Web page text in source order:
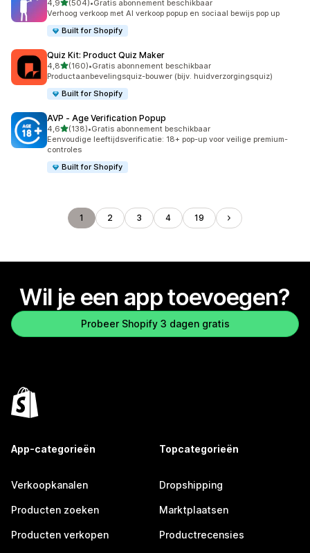
4,9van 5 sterren
(504)
504 recensies in totaal
•Gratis abonnement beschikbaar
Verhoog verkoop met AI verkoop popup en sociaal bewijs pop up
Built for Shopify
Quiz Kit: Product Quiz Maker
4,8van 5 sterren
(160)
160 recensies in totaal
•Gratis abonnement beschikbaar
Productaanbevelingsquiz-bouwer (bijv. huidverzorgingsquiz)
Built for Shopify
AVP ‑ Age Verification Popup
4,6van 5 sterren
(138)
138 recensies in totaal
•Gratis abonnement beschikbaar
Eenvoudige leeftijdsverificatie: 18+ pop-up voor veilige premium-
controles
Built for Shopify
1 2 3 4 19
Wil je een app toevoegen?
Probeer Shopify 3 dagen gratis
App-categorieën
Verkoopkanalen
Producten zoeken
Producten verkopen
Topcategorieën
Dropshipping
Marktplaatsen
Productrecensies